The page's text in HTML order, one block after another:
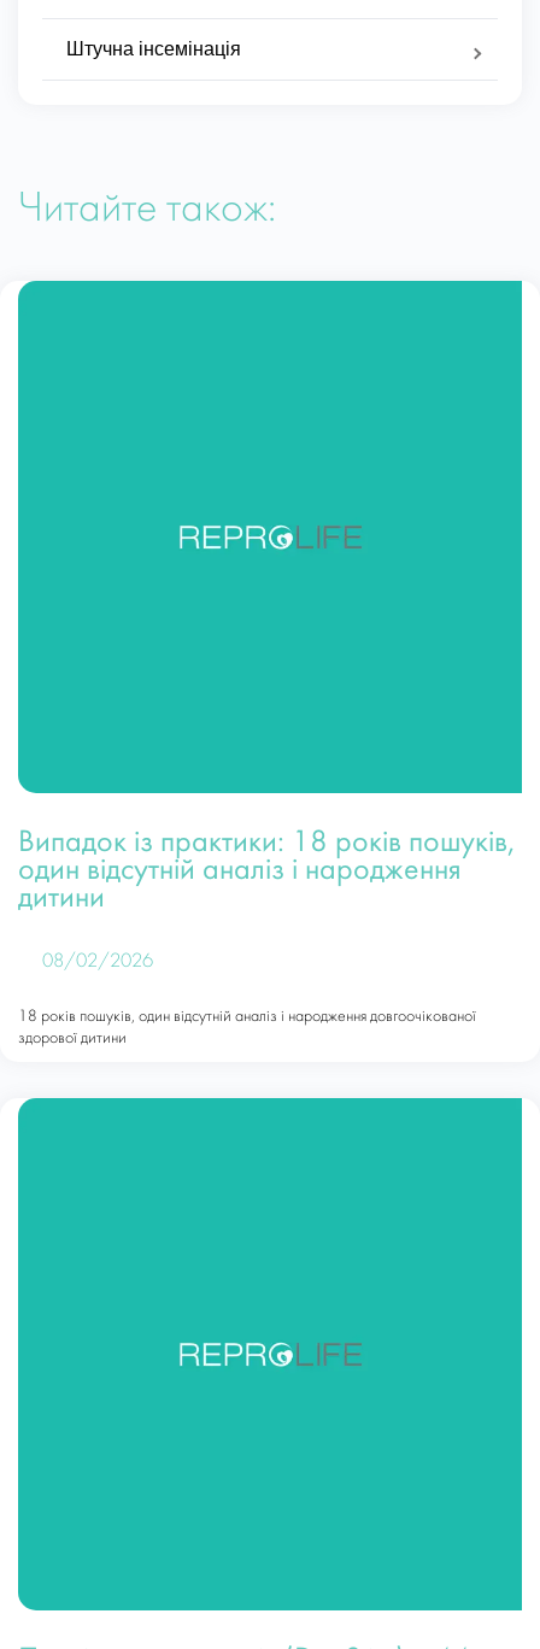
Штучна інсемінація
Читайте також:
Випадок із практики: 18 років пошуків,
один відсутній аналіз і народження
дитини
08/02/2026
18 років пошуків, один відсутній аналіз і народження довгоочікованої
здорової дитини